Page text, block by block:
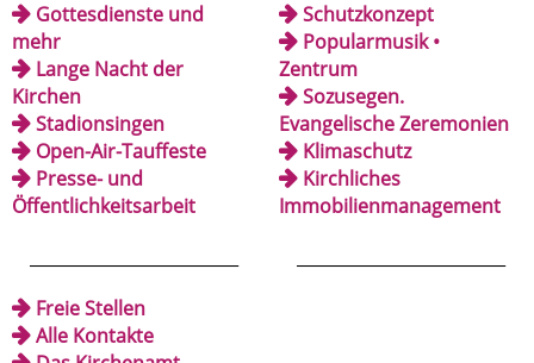
Gottesdienste und
mehr
Lange Nacht der
Kirchen
Stadionsingen
Open-Air-Tauffeste
Presse- und
Öffentlichkeitsarbeit
Schutzkonzept
Popularmusik •
Zentrum
Sozusegen.
Evangelische Zeremonien
Klimaschutz
Kirchliches
Immobilienmanagement
Freie Stellen
Alle Kontakte